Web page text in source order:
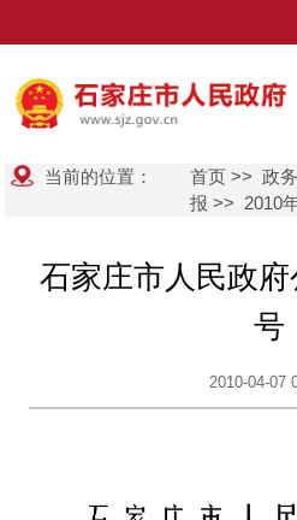
当前的位置： 首页 >>政
报 >> 2010
石家庄市人民政
号
2010-04-07